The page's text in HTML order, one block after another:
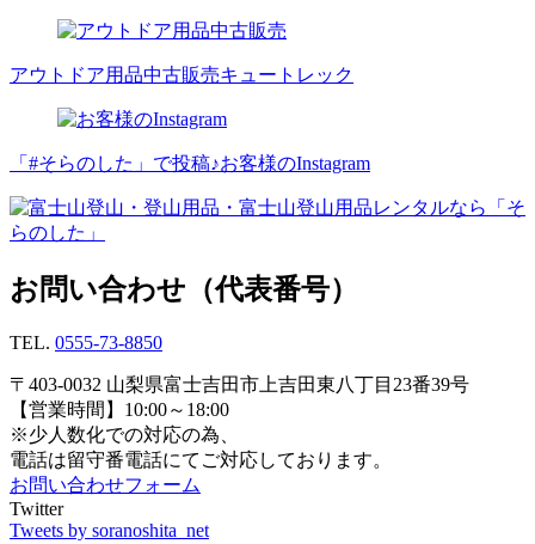
アウトドア用品中古販売キュートレック
「#そらのした」で投稿♪お客様のInstagram
お問い合わせ（代表番号）
TEL. 0555-73-8850
〒403-0032 山梨県富士吉田市上吉田東八丁目23番39号
【営業時間】10:00～18:00
※少人数化での対応の為、
電話は留守番電話にてご対応しております。
お問い合わせフォーム
Twitter
Tweets by soranoshita_net